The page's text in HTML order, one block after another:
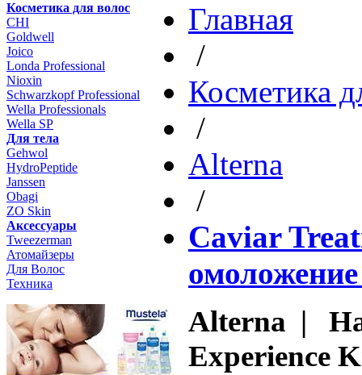
Косметика для волос
CHI
Goldwell
Joico
Londa Professional
Nioxin
Schwarzkopf Professional
Wella Professionals
Wella SP
Для тела
Gehwol
HydroPeptide
Janssen
Obagi
ZO Skin
Aксессуары
Tweezerman
Атомайзеры
Для Волос
Техника
Главная
/
Косметика
/
Altеrna
/
Caviar
Alterna |
Experience